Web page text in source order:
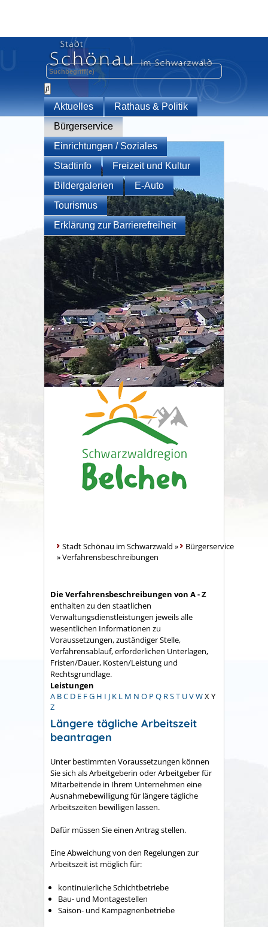
Aktuelles
Rathaus & Politik
Bürgerservice
Einrichtungen / Soziales
Stadtinfo
Freizeit und Kultur
Bildergalerien
E-Auto
Tourismus
Erklärung zur Barrierefreiheit
Stadt Schönau im Schwarzwald »
Bürgerservice
»Verfahrensbeschreibungen
Die Verfahrensbeschreibungen von A - Z
enthalten zu den staatlichen
Verwaltungsdienstleistungen jeweils alle
wesentlichen Informationen zu
Voraussetzungen, zuständiger Stelle,
Verfahrensablauf, erforderlichen Unterlagen,
Fristen/Dauer, Kosten/Leistung und
Rechtsgrundlage.
Leistungen
A BC D E FG H I J K L M N O P Q RST UVWX Y
Z
Längere tägliche Arbeitszeit
beantragen
Unter bestimmten Voraussetzungen können
Sie sich als Arbeitgeberin oder Arbeitgeber für
Mitarbeitende in Ihrem Unternehmen eine
Ausnahmebewilligung für längere tägliche
Arbeitszeiten bewilligen lassen.
Dafür müssen Sie einen Antrag stellen.
Eine Abweichung von den Regelungen zur
Arbeitszeit ist möglich für:
kontinuierliche Schichtbetriebe
Bau- und Montagestellen
Saison- und Kampagnenbetriebe